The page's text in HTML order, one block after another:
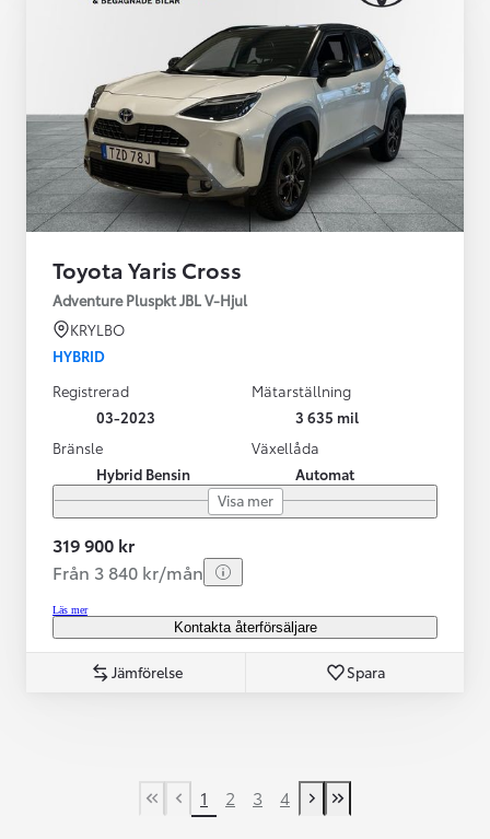
Toyota Yaris Cross
Adventure Pluspkt JBL V-Hjul
KRYLBO
HYBRID
Registrerad
03-2023
Mätarställning
3 635 mil
Bränsle
Hybrid Bensin
Växellåda
Automat
Visa mer
319 900 kr
Från 3 840 kr/mån
Läs mer
Kontakta återförsäljare
Jämförelse Spara
First Page
Previous page
1 2 3 4
Next page
Last Page